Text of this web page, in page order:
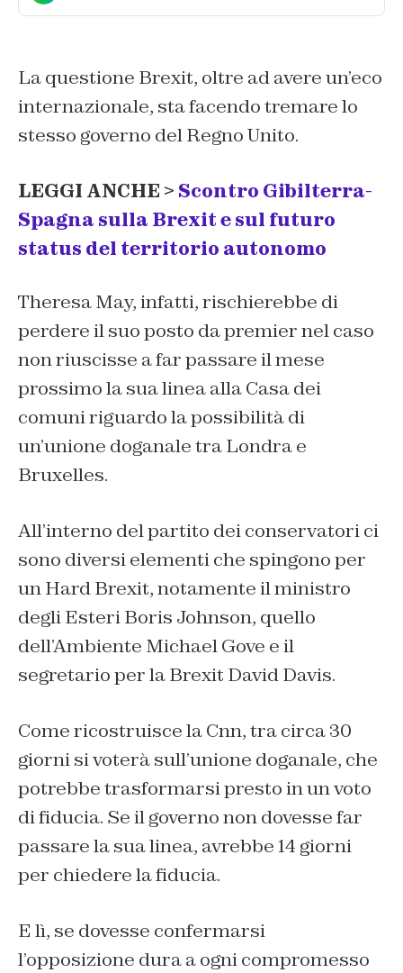
La questione Brexit, oltre ad avere un’eco
internazionale, sta facendo tremare lo
stesso governo del Regno Unito.
LEGGI ANCHE > Scontro Gibilterra-
Spagna sulla Brexit e sul futuro
status del territorio autonomo
Theresa May, infatti, rischierebbe di
perdere il suo posto da premier nel caso
non riuscisse a far passare il mese
prossimo la sua linea alla Casa dei
comuni riguardo la possibilità di
un’unione doganale tra Londra e
Bruxelles.
All’interno del partito dei conservatori ci
sono diversi elementi che spingono per
unHard Brexit, notamente il ministro
degli Esteri Boris Johnson, quello
dell’Ambiente Michael Gove e il
segretario per la Brexit David Davis.
Come ricostruisce la Cnn, tra circa 30
giorni si voterà sull’unione doganale, che
potrebbe trasformarsi presto in un voto
di fiducia. Se il governo non dovesse far
passare la sua linea, avrebbe 14 giorni
per chiedere la fiducia.
E lì, se dovesse confermarsi
l’opposizione dura a ogni compromesso